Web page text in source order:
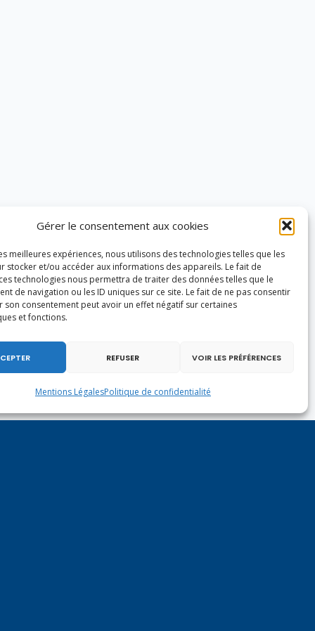
Gérer le consentement aux cookies
meilleures expériences, nous utilisons des technologies telles que les
stocker et/ou accéder aux informations des appareils. Le fait de
technologies nous permettra de traiter des données telles que le
de navigation ou les ID uniques sur ce site. Le fait de ne pas consentir
son consentement peut avoir un effet négatif sur certaines
et fonctions.
REFUSER VOIR LES PRÉFÉRENCES
Mentions LégalesPolitique de confidentialité